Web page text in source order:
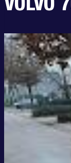
VOLVO